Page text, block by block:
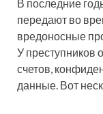
В последние
передают во
вредоносные
У преступников
счетов,
данные. Вот